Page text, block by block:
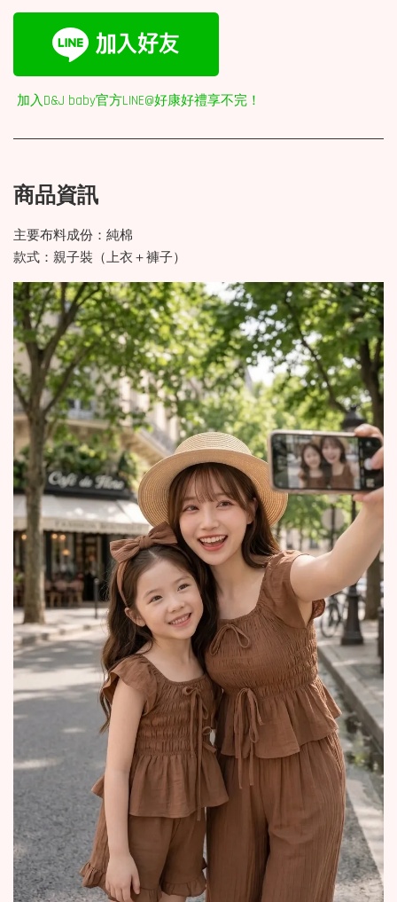
加入D&J baby官方LINE@好康好禮享不完！
商品資訊
主要布料成份：純棉
款式：親子裝（上衣＋褲子）